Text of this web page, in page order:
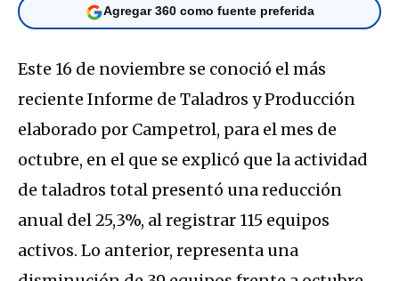
Agregar 360 como fuente preferida
Este 16 de noviembre se conoció el más
reciente Informe de Taladros y Producción
elaborado por Campetrol, para el mes de
octubre, en el que se explicó que la actividad
de taladros total presentó una reducción
anual del 25,3%, al registrar 115 equipos
activos. Lo anterior, representa una